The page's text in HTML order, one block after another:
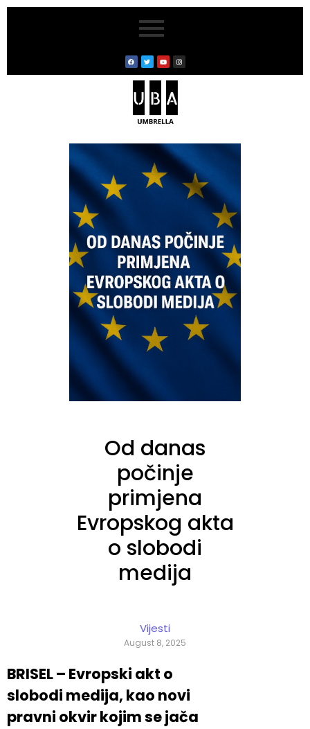
Od danas
počinje
primjena
Evropskog akta
o slobodi
medija
Vijesti
August 8, 2025
BRISEL – Evropski akt o
slobodi medija, kao novi
pravni okvir kojim se jača